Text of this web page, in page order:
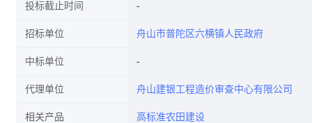
投标截止时间
招标单位 舟山市普陀区六横镇人民政府
中标单位
代理单位 舟山建银工程造价审查中心有限公司
相关产品 高标准农田建设